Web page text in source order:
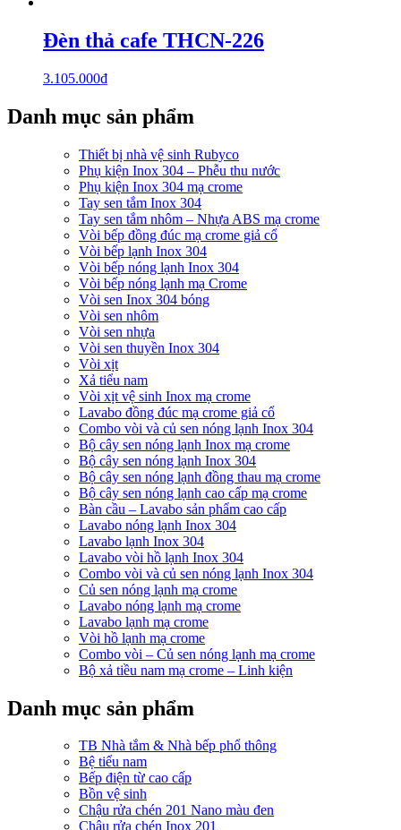
Đèn thả cafe THCN-226
3.105.000₫
Danh mục sản phẩm
Thiết bị nhà vệ sinh Rubyco
Phụ kiện Inox 304 – Phễu thu nước
Phụ kiện Inox 304 mạ crome
Tay sen tắm Inox 304
Tay sen tắm nhôm – Nhựa ABS mạ crome
Vòi bếp đồng đúc mạ crome giả cổ
Vòi bếp lạnh Inox 304
Vòi bếp nóng lạnh Inox 304
Vòi bếp nóng lạnh mạ Crome
Vòi sen Inox 304 bóng
Vòi sen nhôm
Vòi sen nhựa
Vòi sen thuyền Inox 304
Vòi xịt
Xả tiểu nam
Vòi xịt vệ sinh Inox mạ crome
Lavabo đồng đúc mạ crome giả cổ
Combo vòi và củ sen nóng lạnh Inox 304
Bộ cây sen nóng lạnh Inox mạ crome
Bộ cây sen nóng lạnh Inox 304
Bộ cây sen nóng lạnh đồng thau mạ crome
Bộ cây sen nóng lạnh cao cấp mạ crome
Bàn cầu – Lavabo sản phẩm cao cấp
Lavabo nóng lạnh Inox 304
Lavabo lạnh Inox 304
Lavabo vòi hồ lạnh Inox 304
Combo vòi và củ sen nóng lạnh Inox 304
Củ sen nóng lạnh mạ crome
Lavabo nóng lạnh mạ crome
Lavabo lạnh mạ crome
Vòi hồ lạnh mạ crome
Combo vòi – Củ sen nóng lạnh mạ crome
Bộ xả tiều nam mạ crome – Linh kiện
Danh mục sản phẩm
TB Nhà tắm & Nhà bếp phổ thông
Bệ tiểu nam
Bếp điện từ cao cấp
Bồn vệ sinh
Chậu rửa chén 201 Nano màu đen
Chậu rửa chén Inox 201